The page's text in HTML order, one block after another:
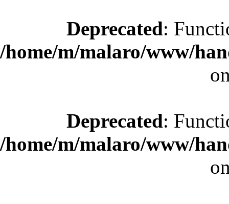
Deprecated:
/home/m/malaro/www/
Deprecated:
/home/m/malaro/www/